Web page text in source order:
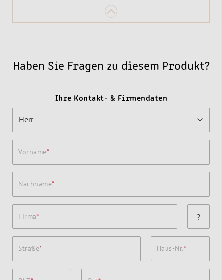
Haben Sie Fragen zu diesem Produkt?
Ihre Kontakt- & Firmendaten
Vorname
Nachname
Firma ?
Straße Haus-Nr.